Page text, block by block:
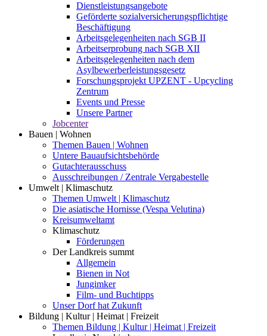
Dienstleistungsangebote
Geförderte sozialversicherungspflichtige
Beschäftigung
Arbeitsgelegenheiten nach SGB II
Arbeitserprobung nach SGB XII
Arbeitsgelegenheiten nach dem
Asylbewerberleistungsgesetz
Forschungsprojekt UPZENT - Upcycling
Zentrum
Events und Presse
Unsere Partner
Jobcenter
Bauen | Wohnen
Themen Bauen | Wohnen
Untere Bauaufsichtsbehörde
Gutachterausschuss
Ausschreibungen / Zentrale Vergabestelle
Umwelt | Klimaschutz
Themen Umwelt | Klimaschutz
Die asiatische Hornisse (Vespa Velutina)
Kreisumweltamt
Klimaschutz
Förderungen
Der Landkreis summt
Allgemein
Bienen in Not
Jungimker
Film- und Buchtipps
Unser Dorf hat Zukunft
Bildung | Kultur | Heimat | Freizeit
Themen Bildung | Kultur | Heimat | Freizeit